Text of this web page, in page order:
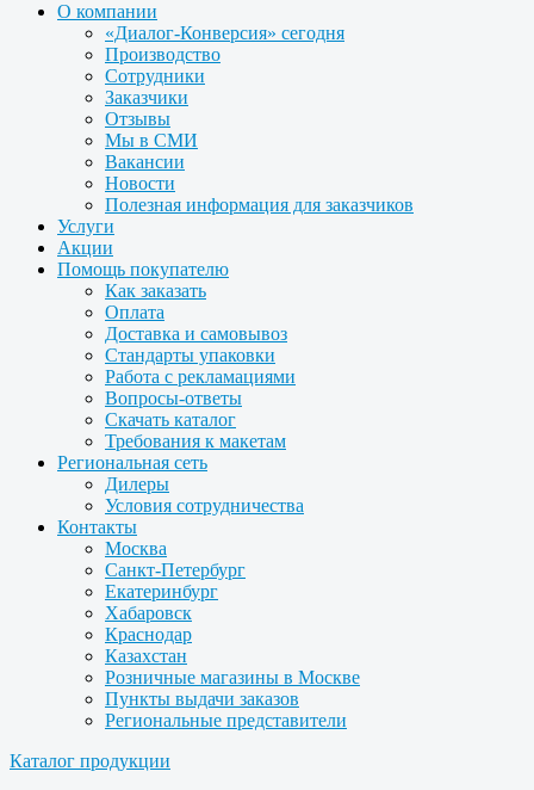
О компании
«Диалог-Конверсия» сегодня
Производство
Сотрудники
Заказчики
Отзывы
Мы в СМИ
Вакансии
Новости
Полезная информация для заказчиков
Услуги
Акции
Помощь покупателю
Как заказать
Оплата
Доставка и самовывоз
Стандарты упаковки
Работа с рекламациями
Вопросы-ответы
Скачать каталог
Требования к макетам
Региональная сеть
Дилеры
Условия сотрудничества
Контакты
Москва
Санкт-Петербург
Екатеринбург
Хабаровск
Краснодар
Казахстан
Розничные магазины в Москве
Пункты выдачи заказов
Региональные представители
Каталог продукции